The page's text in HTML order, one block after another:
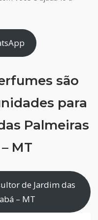
são
para
Palmeiras
MT
de Jardim das
– MT